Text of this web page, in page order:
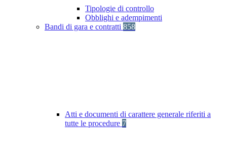
Tipologie di controllo
Obblighi e adempimenti
Bandi di gara e contratti 858
Atti e documenti di carattere generale riferiti a
tutte le procedure 7